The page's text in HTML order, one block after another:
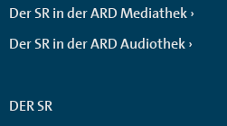
Der SR in der ARD Mediathek
Der SR in der ARD Audiothek
DER SR